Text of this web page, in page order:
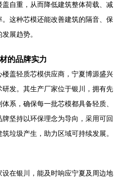
自重，从而降低建筑整体荷载、减
这种芯模还能改善建筑的隔音、保
展趋势。
的品牌实力
盖轻质芯模供应商，宁夏博源盛兴
发。其生产厂家位于银川，拥有先
系，确保每一批芯模都具备轻质、
坚持以环保理念为导向，采用可回
垃圾产生，助力区域可持续发展。
设在银川，能及时响应宁夏及周边地